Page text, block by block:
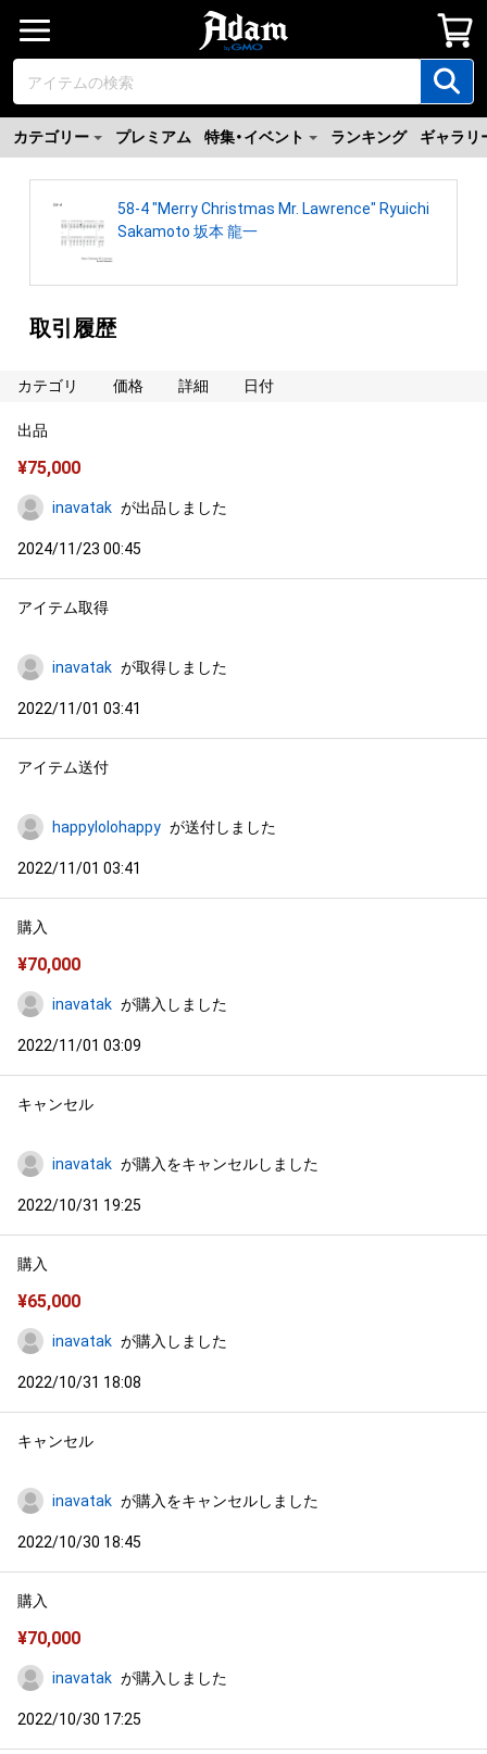
カテゴリー プレミアム 特集・イベント ランキング ギャラリ
58-4 "Merry Christmas Mr. Lawrence" Ryuichi
Sakamoto 坂本 龍一
取引履歴
カテゴリ 価格 詳細 日付
出品
¥75,000
inavatak が出品しました
2024/11/23 00:45
アイテム取得
inavatak が取得しました
2022/11/01 03:41
アイテム送付
happylolohappy が送付しました
2022/11/01 03:41
購入
¥70,000
inavatak が購入しました
2022/11/01 03:09
キャンセル
inavatak が購入をキャンセルしました
2022/10/31 19:25
購入
¥65,000
inavatak が購入しました
2022/10/31 18:08
キャンセル
inavatak が購入をキャンセルしました
2022/10/30 18:45
購入
¥70,000
inavatak が購入しました
2022/10/30 17:25